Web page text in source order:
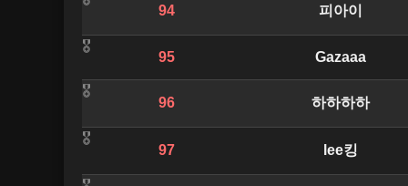
94 피아이
95 Gazaaa
96 하하하하
97 lee킹